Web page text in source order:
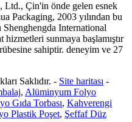
Ltd., Çin'in önde gelen esnek
Packaging, 2003 yılından bu
International
hizmetleri sunmaya başlamıştır
sahiptir. deneyim ve 27
Saklıdır. - Site haritası -
, Alüminyum Folyo
Gıda Torbası, Kahverengi
Plastik Poşet, Şeffaf Düz